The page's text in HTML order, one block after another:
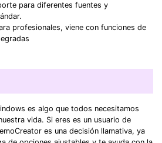
para diferentes fuentes y
profesionales, viene con funciones de
es algo que todos necesitamos
vida. Si eres es un usuario de
es una decisión llamativa, ya